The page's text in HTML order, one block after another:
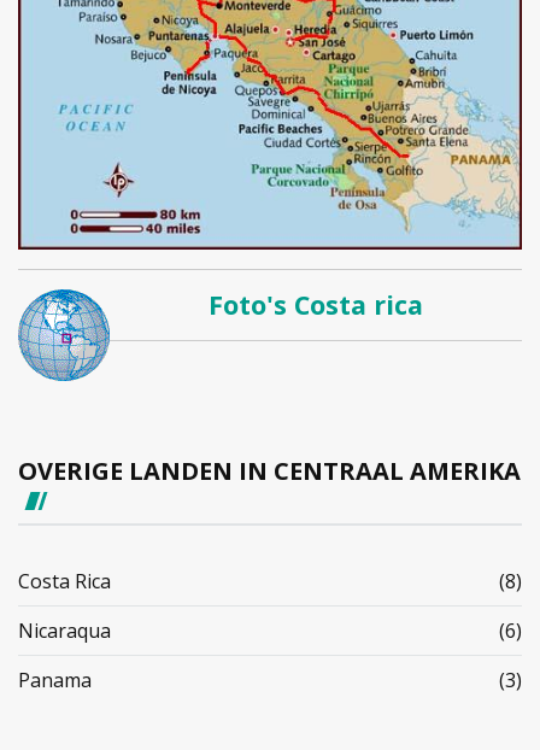
Foto's Costa rica
OVERIGE LANDEN IN CENTRAAL AMERIKA
Costa Rica
(8)
Nicaraqua
(6)
Panama
(3)